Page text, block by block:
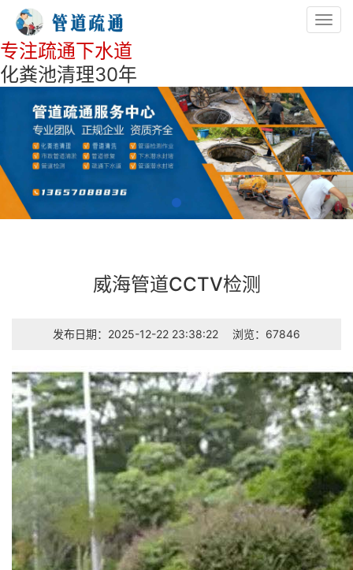
专注疏通下水道
化粪池清理30年
威海管道CCTV检测
发布日期：2025-12-22 23:38:22 浏览：67846